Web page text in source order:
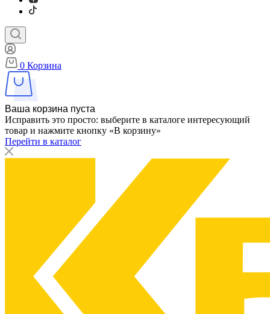
0 Корзина
Ваша корзина пуста
Исправить это просто: выберите в каталоге интересующий
товар и нажмите кнопку «В корзину»
Перейти в каталог